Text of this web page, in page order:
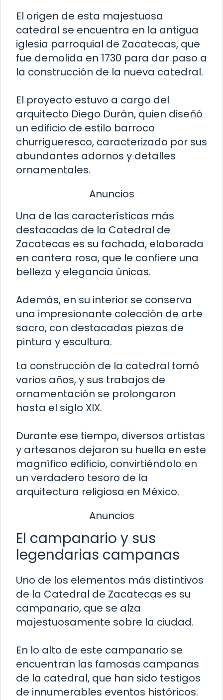
El origen de esta majestuosa
catedral se encuentra en la antigua
iglesia parroquial de Zacatecas, que
fue demolida en 1730 para dar paso a
la construcción de la nueva catedral.
El proyecto estuvo a cargo del
arquitecto Diego Durán, quien diseñó
un edificio de estilo barroco
churrigueresco, caracterizado por sus
abundantes adornos y detalles
ornamentales.
Anuncios
Una de las características más
destacadas de la Catedral de
Zacatecas es su fachada, elaborada
en cantera rosa, que le confiere una
belleza y elegancia únicas.
Además, en su interior se conserva
una impresionante colección de arte
sacro, con destacadas piezas de
pintura y escultura.
La construcción de la catedral tomó
varios años, y sus trabajos de
ornamentación se prolongaron
hasta el siglo XIX.
Durante ese tiempo, diversos artistas
y artesanos dejaron su huella en este
magnífico edificio, convirtiéndolo en
un verdadero tesoro de la
arquitectura religiosa en México.
Anuncios
El campanario y sus
legendarias campanas
Uno de los elementos más distintivos
de la Catedral de Zacatecas es su
campanario, que se alza
majestuosamente sobre la ciudad.
En lo alto de este campanario se
encuentran las famosas campanas
de la catedral, que han sido testigos
de innumerables eventos históricos.